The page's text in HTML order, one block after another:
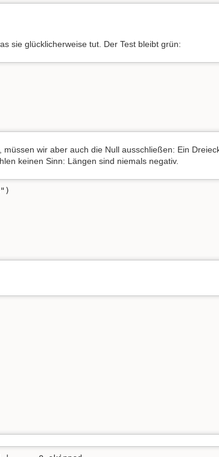
sie glücklicherweise tut. Der Test bleibt grün:
wir aber auch die Null ausschließen: Ein
keinen Sinn: Längen sind niemals negativ.